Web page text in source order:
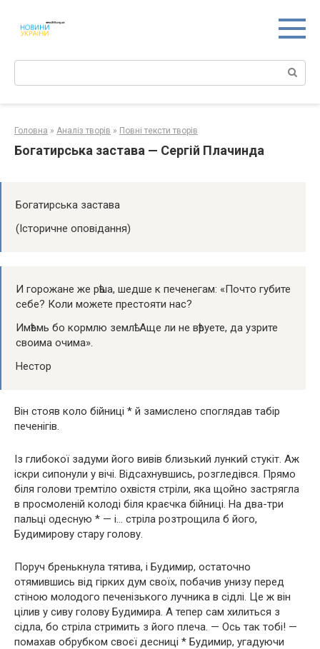
контенту
Поиск:
Головна » Аналіз творів » Повні тексти творів
Богатирська застава — Сергій Плачинда
Богатирська застава
(Історичне оповідання)
И горожане же рѣша, шедше к печенегам: «Почто губите
себе? Коли можете престояти нас?
Имѣемь бо кормлю землѣ. Аще ли не вѣруете, да узрите
своима очима».
Нестор
Він стояв коло бійниці * й замислено споглядав табір
печенігів.
Із глибокої задуми його вивів близький лункий стукіт. Аж
іскри сипонули у вічі. Відсахнувшись, розгледівся. Прямо
біля голови тремтіло охвістя стріли, яка щойно застрягла
в просмоленій колоді біля краєчка бійниці. На два-три
пальці одесную * — і… стріла розтрощила б його,
Будимирову стару голову.
Поруч бренькнула тятива, і Будимир, остаточно
отямившись від гірких дум своїх, побачив унизу перед
стіною молодого печенізького лучника в сідлі. Це ж він
цілив у сиву голову Будимира. А тепер сам хилиться з
сідла, бо стріла стримить з його плеча. — Ось так тобі! —
помахав обрубком своєї десниці * Будимир, угадуючи